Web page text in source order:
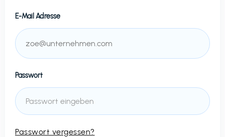
E-Mail Adresse
Passwort
Passwort vergessen?